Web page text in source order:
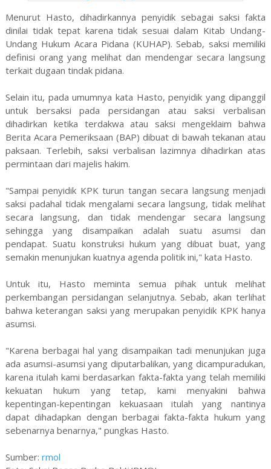
Menurut Hasto, dihadirkannya penyidik sebagai saksi fakta
dinilai tidak tepat karena tidak sesuai dalam Kitab Undang-
Undang Hukum Acara Pidana (KUHAP). Sebab, saksi memiliki
definisi orang yang melihat dan mendengar secara langsung
terkait dugaan tindak pidana.
Selain itu, pada umumnya kata Hasto, penyidik yang dipanggil
untuk bersaksi pada persidangan atau saksi verbalisan
dihadirkan ketika terdakwa atau saksi mengeklaim bahwa
Berita Acara Pemeriksaan (BAP) dibuat di bawah tekanan atau
paksaan. Terlebih, saksi verbalisan lazimnya dihadirkan atas
permintaan dari majelis hakim.
"Sampai penyidik KPK turun tangan secara langsung menjadi
saksi padahal tidak mengalami secara langsung, tidak melihat
secara langsung, dan tidak mendengar secara langsung
sehingga yang disampaikan adalah suatu asumsi dan
pendapat. Suatu konstruksi hukum yang dibuat buat, yang
semakin menunjukan kuatnya agenda politik ini," kata Hasto.
Untuk itu, Hasto meminta semua pihak untuk melihat
perkembangan persidangan selanjutnya. Sebab, akan terlihat
bahwa keterangan saksi yang merupakan penyidik KPK hanya
asumsi.
"Karena berbagai hal yang disampaikan tadi menunjukan juga
ada asumsi-asumsi yang diputarbalikan, yang dicampuradukan,
karena itulah kami berdasarkan fakta-fakta yang telah memiliki
kekuatan hukum yang tetap, kami menyakini bahwa
kepentingan-kepentingan kekuasaan itulah yang nantinya
dapat dihadapkan dengan berbagai fakta-fakta hukum yang
sebenarnya benarnya," pungkas Hasto.
Sumber: rmol